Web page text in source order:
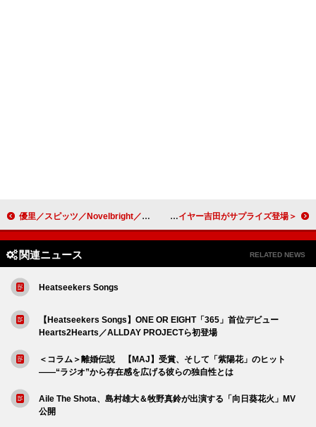
優里／スピッツ／Novelbright／藤井 風がマイルストーン突破：今週のストリーミングまとめ ＜ライブレポート＞Helsinki Lambda Club、結成12周年祝う初ビルボードライブ公演 トリプルファイヤー吉田がサプライズ登場
関連ニュース RELATED NEWS
Heatseekers Songs
【Heatseekers Songs】ONE OR EIGHT「365」首位デビュー
Hearts2Hearts／ALLDAY PROJECTら初登場
＜コラム＞離婚伝説 【MAJ】受賞、そして「紫陽花」のヒット
――“ラジオ”から存在感を広げる彼らの独自性とは
Aile The Shota、島村雄大＆牧野真鈴が出演する「向日葵花火」MV
公開